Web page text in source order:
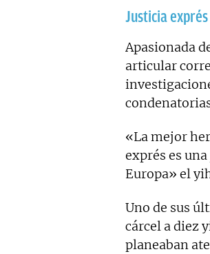
Justicia
Apasionada
articular
«La mejor
exprés es
Europa» el
Uno de sus
cárcel a diez
planeaban